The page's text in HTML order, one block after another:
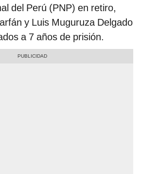
del Perú (PNP) en retiro,
y Luis Muguruza Delgado
a 7 años de prisión.